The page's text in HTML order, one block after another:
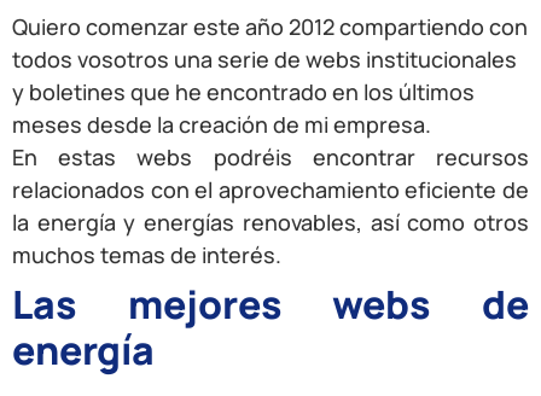
Quiero comenzar este año 2012 compartiendo con
todos vosotros una serie de webs institucionales
y boletines que he encontrado en los últimos
meses desde la creación de mi empresa.
En estas webs podréis encontrar recursos
relacionados con el aprovechamiento eficiente de
la energía y energías renovables, así como otros
muchos temas de interés.
Las mejores webs de
energía